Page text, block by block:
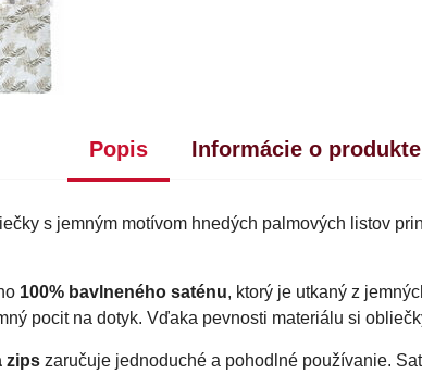
Popis Informácie o produkte
s jemným motívom hnedých palmových listov
100% bavlneného saténu, ktorý je utkaný z
pocit na dotyk. Vďaka pevnosti materiálu si
zipszaručuje jednoduché a pohodlné používanie.